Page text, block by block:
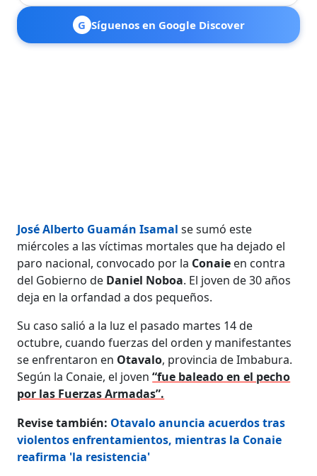
G Síguenos en Google Discover
José Alberto Guamán Isamalse sumó este
miércoles a las víctimas mortales que ha dejado el
paro nacional, convocado por la Conaie en contra
del Gobierno de Daniel Noboa. El joven de 30 años
deja en la orfandad a dos pequeños.
Su caso salió a la luz el pasado martes 14 de
octubre, cuando fuerzas del orden y manifestantes
se enfrentaron en Otavalo, provincia de Imbabura.
Según la Conaie, el joven“fue baleado en el pecho
por las Fuerzas Armadas”.
Revise también: Otavalo anuncia acuerdos tras
violentos enfrentamientos, mientras la Conaie
reafirma 'la resistencia'